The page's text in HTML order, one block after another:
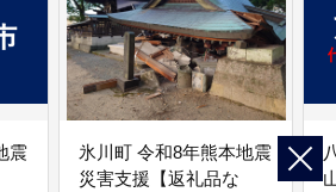
震
氷川町 令和8年熊本地震
災害支援【返礼品な